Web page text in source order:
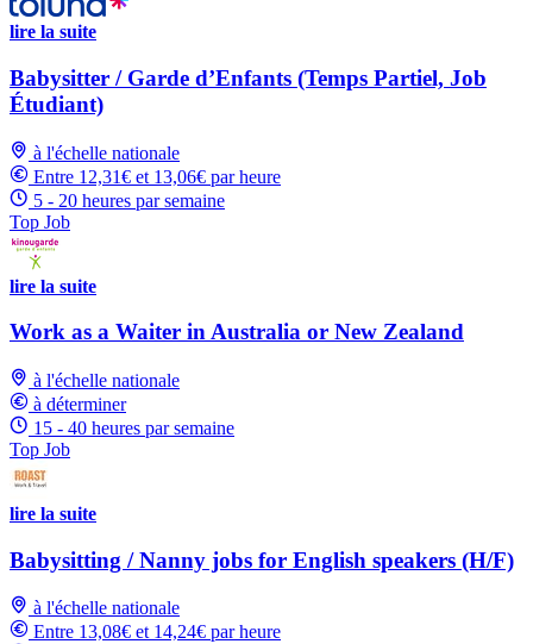
lire la suite
Babysitter / Garde d’Enfants (Temps Partiel, Job
Étudiant)
à l'échelle nationale
Entre 12,31€ et 13,06€ par heure
5 - 20 heures par semaine
Top Job
lire la suite
Work as a Waiter in Australia or New Zealand
à l'échelle nationale
à déterminer
15 - 40 heures par semaine
Top Job
lire la suite
Babysitting / Nanny jobs for English speakers (H/F)
à l'échelle nationale
Entre 13,08€ et 14,24€ par heure